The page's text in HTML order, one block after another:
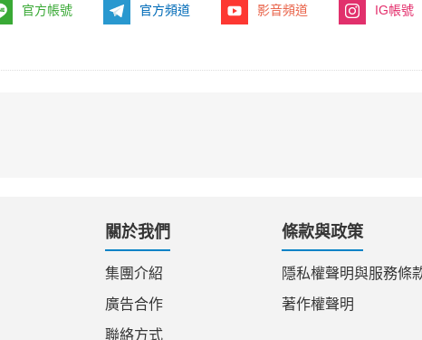
官方帳號 官方頻道 影音頻道 IG帳號
關於我們
集團介紹
廣告合作
聯絡方式
條款與政策
隱私權聲明與服務條
著作權聲明